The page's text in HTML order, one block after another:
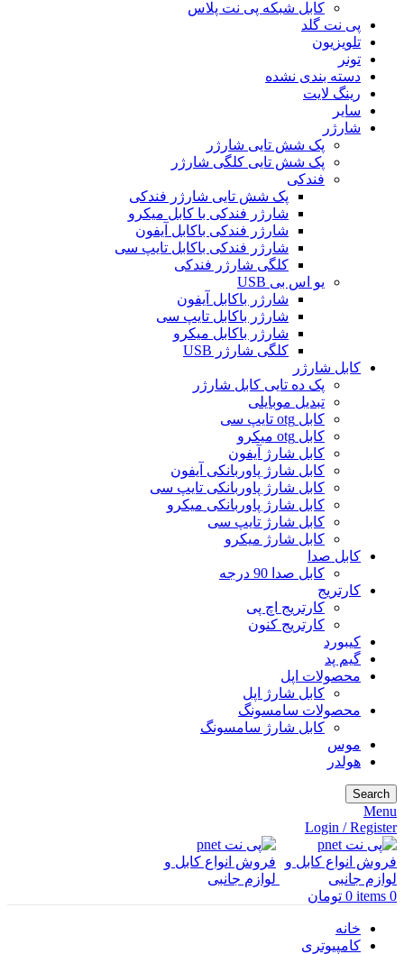
کابل شبکه پی نت پلاس
پی نت گلد
تلویزیون
تونر
دسته بندی نشده
رینگ لایت
سایر
شارژر
پک شش تایی شارژر
پک شش تایی کلگی شارژر
فندکی
پک شش تایی شارژر فندکی
شارژر فندکی با کابل میکرو
شارژر فندکی باکابل آیفون
شارژر فندکی باکابل تایپ سی
کلگی شارژر فندکی
یو اس بی USB
شارژر باکابل آیفون
شارژر باکابل تایپ سی
شارژر باکابل میکرو
کلگی شارژر USB
کابل شارژر
پک ده تایی کابل شارژر
تبدیل موبایلی
کابل otg تایپ سی
کابل otg میکرو
کابل شارژ آیفون
کابل شارژ پاوربانکی آیفون
کابل شارژ پاوربانکی تایپ سی
کابل شارژ پاوربانکی میکرو
کابل شارژ تایپ سی
کابل شارژ میکرو
کابل صدا
کابل صدا 90 درجه
کارتریج
کارتریج اچ پی
کارتریج کنون
کیبورد
گیم پد
محصولات اپل
کابل شارژ اپل
محصولات سامسونگ
کابل شارژ سامسونگ
موس
هولدر
Search
Menu
Login / Register
0
items
0 تومان
خانه
کامپیوتری